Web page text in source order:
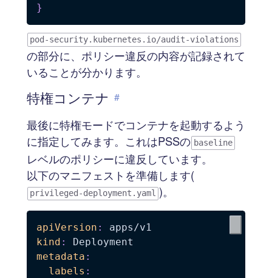
}
pod-security.kubernetes.io/audit-violations
の部分に、ポリシー違反の内容が記録されて
いることが分かります。
特権コンテナ #
最後に特権モードでコンテナを起動するよう
に指定してみます。これはPSSの baseline
レベルのポリシーに違反しています。
以下のマニフェストを準備します(
privileged-deployment.yaml )。
apiVersion :
kind :
metadata :
labels :